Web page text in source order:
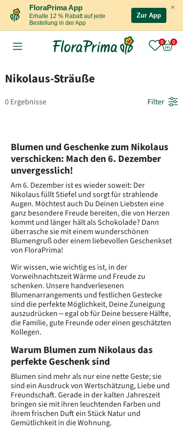
×
FloraPrima App
Erhalte 12 % Rabatt auf jede
Bestellung in der App
Zur App
Nikolaus-Sträuße
0 Ergebnisse Filter
Blumen und Geschenke zum Nikolaus
verschicken: Mach den 6. Dezember
unvergesslich!
Am 6. Dezember ist es wieder soweit: Der
Nikolaus füllt Stiefel und sorgt für strahlende
Augen. Möchtest auch Du Deinen Liebsten eine
ganz besondere Freude bereiten, die von Herzen
kommt und länger hält als Schokolade? Dann
überrasche sie mit einem wunderschönen
Blumengruß oder einem liebevollen Geschenkset
von FloraPrima!
Wir wissen, wie wichtig es ist, in der
Vorweihnachtszeit Wärme und Freude zu
schenken. Unsere handverlesenen
Blumenarrangements und festlichen Gestecke
sind die perfekte Möglichkeit, Deine Zuneigung
auszudrücken – egal ob für Deine bessere Hälfte,
die Familie, gute Freunde oder einen geschätzten
Kollegen.
Warum Blumen zum Nikolaus das
perfekte Geschenk sind
Blumen sind mehr als nur eine nette Geste; sie
sind ein Ausdruck von Wertschätzung, Liebe und
Freundschaft. Gerade in der kalten Jahreszeit
bringen sie mit ihren leuchtenden Farben und
ihrem frischen Duft ein Stück Natur und
Gemütlichkeit in die Wohnung.